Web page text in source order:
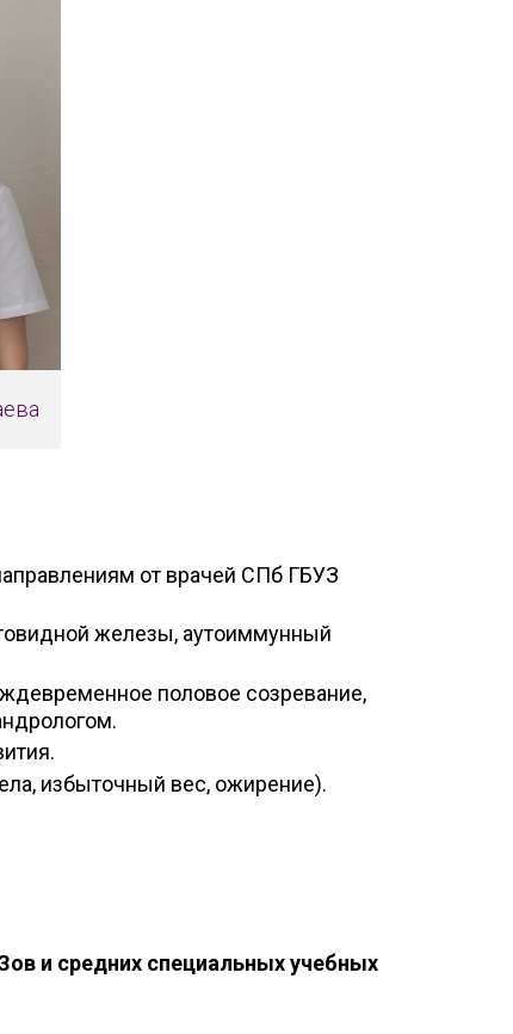
от врачей СПб ГБУЗ
железы, аутоиммунный
половое созревание,
избыточный вес, ожирение).
и средних специальных учебных